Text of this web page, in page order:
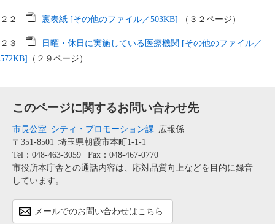
２２ 裏表紙 [その他のファイル／503KB] （３２ページ）
２３
日曜・休日に実施している医療機関 [その他のファイル／
572KB]
（２９ページ）
このページに関するお問い合わせ先
市長公室 シティ・プロモーション課 広報係
〒351-8501 埼玉県朝霞市本町1-1-1
Tel：048-463-3059
Fax：048-467-0770
市役所本庁舎との通話内容は、応対品質向上などを目的に録音
しています。
メールでのお問い合わせはこちら